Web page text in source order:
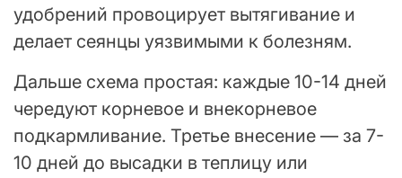
удобрений провоцирует вытягивание и
делает сеянцы уязвимыми к болезням.
Дальше схема простая: каждые 10-14 дней
чередуют корневое и внекорневое
подкармливание. Третье внесение — за 7-
10 дней до высадки в теплицу или